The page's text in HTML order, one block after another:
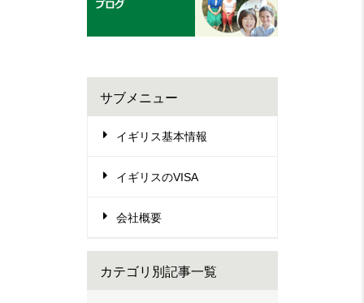
サブメニュー
イギリス基本情報
イギリスのVISA
会社概要
カテゴリ別記事一覧